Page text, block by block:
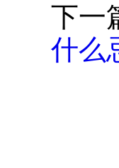
下一
什么